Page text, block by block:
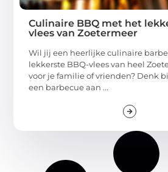
Culinaire BBQ met het
vlees van Zoetermeer
Wil jij een heerlijke culinaire
lekkerste BBQ-vlees van heel
voor je familie of vrienden? Denk
een barbecue aan ...